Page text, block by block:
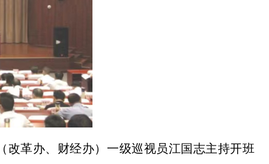
改革办、财经办）一级巡视员江国志主持开班